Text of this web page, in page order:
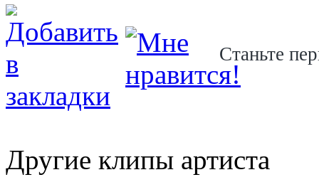
Станьте
Другие клипы артиста